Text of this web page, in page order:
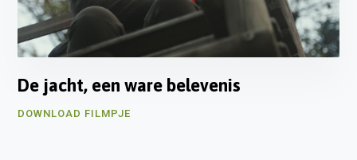
De jacht, een ware belevenis
DOWNLOAD FILMPJE